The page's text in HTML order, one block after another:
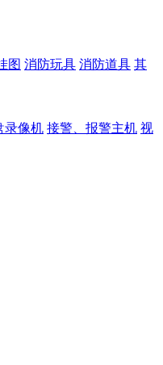
图 消防玩具 消防道具 其
录像机 接警、报警主机 视